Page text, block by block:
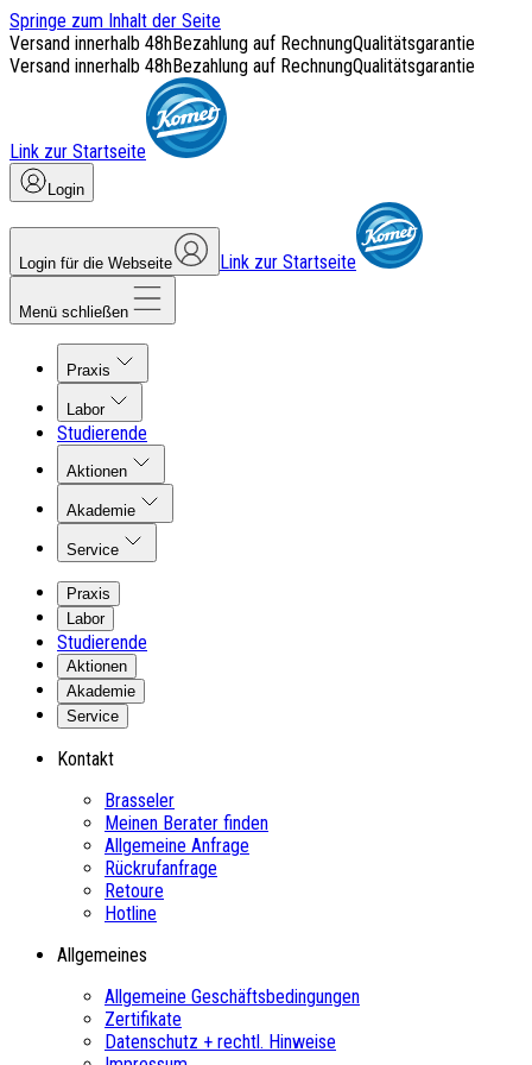
Springe zum Inhalt der Seite
Versand innerhalb 48hBezahlung auf RechnungQualitätsgarantie
Versand innerhalb 48hBezahlung auf RechnungQualitätsgarantie
Link zur Startseite
Login
Login für die Webseite Link zur Startseite
Menü schließen
Praxis
Labor
Studierende
Aktionen
Akademie
Service
Praxis
Labor
Studierende
Aktionen
Akademie
Service
Kontakt
Brasseler
Meinen Berater finden
Allgemeine Anfrage
Rückrufanfrage
Retoure
Hotline
Allgemeines
Allgemeine Geschäftsbedingungen
Zertifikate
Datenschutz + rechtl. Hinweise